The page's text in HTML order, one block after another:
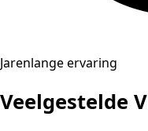
Jarenlange ervaring
Veelgestelde